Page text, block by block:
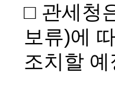
□ 관세청
보류)에
조치할